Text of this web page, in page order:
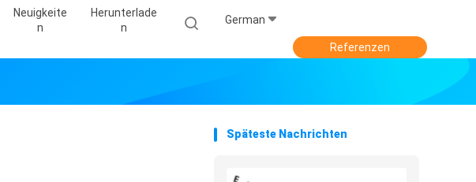
Neuigkeite
N
Herunterlade
N
German
Referenzen
Späteste Nachrichten